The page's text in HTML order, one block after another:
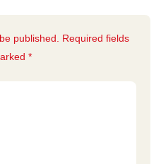
published. Required fields
*